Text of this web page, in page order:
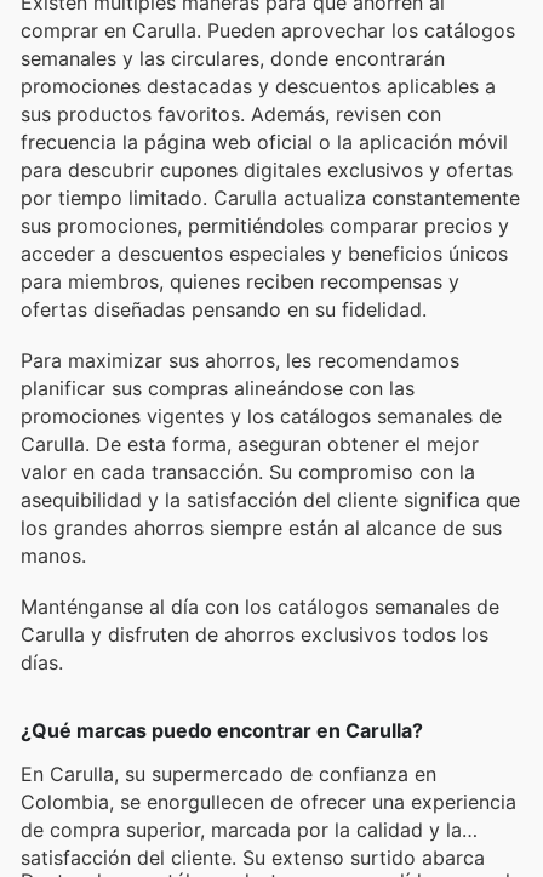
comprar en Carulla. Pueden aprovechar los catálogos
semanales y las circulares, donde encontrarán
promociones destacadas y descuentos aplicables a
sus productos favoritos. Además, revisen con
frecuencia la página web oficial o la aplicación móvil
para descubrir cupones digitales exclusivos y ofertas
por tiempo limitado. Carulla actualiza constantemente
sus promociones, permitiéndoles comparar precios y
acceder a descuentos especiales y beneficios únicos
para miembros, quienes reciben recompensas y
ofertas diseñadas pensando en su fidelidad.
Para maximizar sus ahorros, les recomendamos
planificar sus compras alineándose con las
promociones vigentes y los catálogos semanales de
Carulla. De esta forma, aseguran obtener el mejor
valor en cada transacción. Su compromiso con la
asequibilidad y la satisfacción del cliente significa que
los grandes ahorros siempre están al alcance de sus
manos.
Manténganse al día con los catálogos semanales de
Carulla y disfruten de ahorros exclusivos todos los
días.
¿Qué marcas puedo encontrar en Carulla?
En Carulla, su supermercado de confianza en
Colombia, se enorgullecen de ofrecer una experiencia
de compra superior, marcada por la calidad y la
satisfacción del cliente. Su extenso surtido abarca